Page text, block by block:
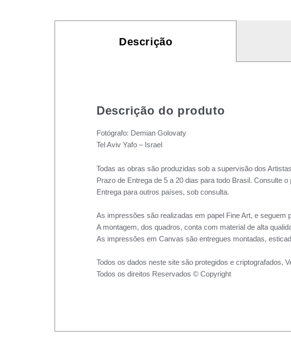
Descrição
Descrição do produto
Fotógrafo: Demian Golovaty
Tel Aviv Yafo – Israel
Todas as obras são produzidas sob a supervisão dos
Prazo de Entrega de 5 a 20 dias para todo Brasil. Consulte
Entrega para outros países, sob consulta.
As impressões são realizadas em papel Fine Art, e seguem
A montagem, dos quadros, conta com material de alta
As impressões em Canvas são entregues montadas,
Todos os dados neste site são protegidos e criptografados,
Todos os direitos Reservados © Copyright